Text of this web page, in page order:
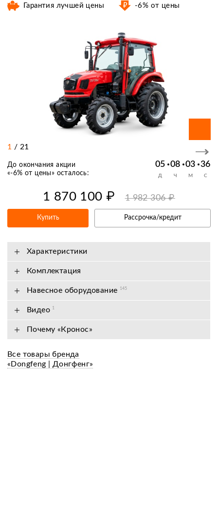
Гарантия лучшей цены -6% от цены
1 / 21
До окончания акции
«-6% от цены» осталось:
05 08 03 35
Д Ч М С
1 870 100 ₽ 1 982 306 ₽
Купить Рассрочка/кредит
Характеристики
Комплектация
Навесное оборудование 145
Видео 1
Почему «Кронос»
Все товары бренда
«Dongfeng | Донгфенг»